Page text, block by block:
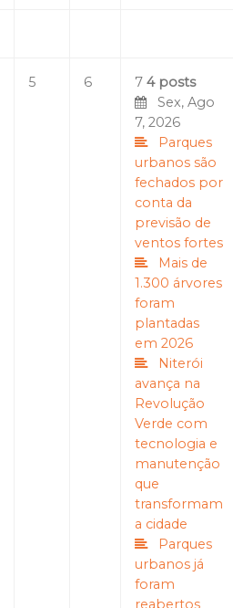
5 6 7 4 posts
Sex, Ago
7, 2026
Parques
urbanos são
fechados por
conta da
previsão de
ventos fortes
Mais de
1.300 árvores
foram
plantadas
em 2026
Niterói
avança na
Revolução
Verde com
tecnologia e
manutenção
que
transformam
a cidade
Parques
urbanos já
foram
reabertos